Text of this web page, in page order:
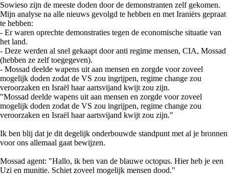
Sowieso zijn de meeste doden door de demonstranten zelf gekomen.
Mijn analyse na alle nieuws gevolgd te hebben en met Iraniërs gepraat
te hebben:
- Er waren oprechte demonstraties tegen de economische situatie van
het land.
- Deze werden al snel gekaapt door anti regime mensen, CIA, Mossad
(hebben ze zelf toegegeven).
- Mossad deelde wapens uit aan mensen en zorgde voor zoveel
mogelijk doden zodat de VS zou ingrijpen, regime change zou
veroorzaken en Israël haar aartsvijand kwijt zou zijn.
"Mossad deelde wapens uit aan mensen en zorgde voor zoveel
mogelijk doden zodat de VS zou ingrijpen, regime change zou
veroorzaken en Israël haar aartsvijand kwijt zou zijn."
Ik ben blij dat je dit degelijk onderbouwde standpunt met al je bronnen
voor ons allemaal gaat bewijzen.
Mossad agent: "Hallo, ik ben van de blauwe octopus. Hier heb je een
Uzi en munitie. Schiet zoveel mogelijk mensen dood."